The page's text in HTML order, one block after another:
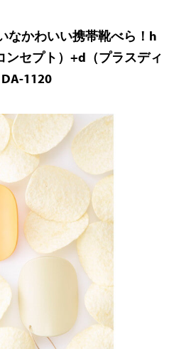
なかわいい携帯靴べら！h
ンセプト）+d（プラスディ
1120